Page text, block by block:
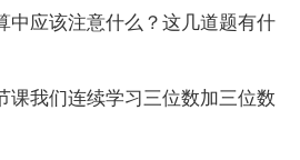
中应该注意什么？这几道题有什
课我们连续学习三位数加三位数